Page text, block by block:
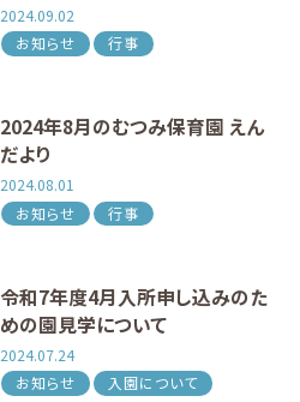
2024.09.02
お知らせ
行事
2024年8月のむつみ保育園 えん
だより
2024.08.01
お知らせ
行事
令和7年度4月入所申し込みのた
めの園見学について
2024.07.24
お知らせ
入園について